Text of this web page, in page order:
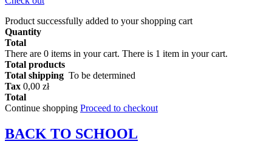
Product successfully added to your shopping cart
Quantity
Total
There are 0 items in your cart. There is 1 item in your cart.
Total products
Total shipping To be determined
Tax 0,00 zł
Total
Continue shopping Proceed to checkout
BACK TO SCHOOL